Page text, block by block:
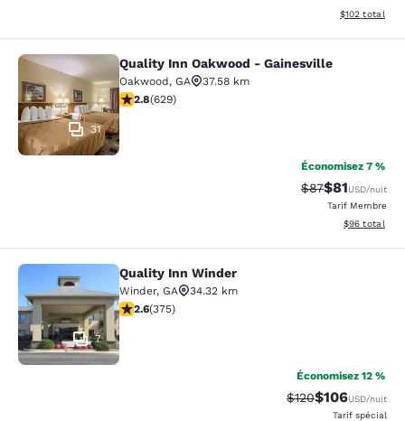
Afficher les
$102 total
Quality Inn Oakwood - Gainesville
31
Quality Inn Oakwood - Gainesville
Oakwood, GA
37.58 km
2.75 étoiles. Moyen. 629 commentaires
2.8(629)
Économisez 7 %
Tarif barré :
$87Tarif réduit :
$81USD/nuit
Tarif Membre
Afficher les
$96 total
Quality Inn Winder
7
Quality Inn Winder
Winder, GA
34.32 km
2.64 étoiles. Moyen. 375 commentaires
2.6(375)
Économisez 12 %
Tarif barré :
$120Tarif réduit :
$106USD/nuit
Tarif spécial